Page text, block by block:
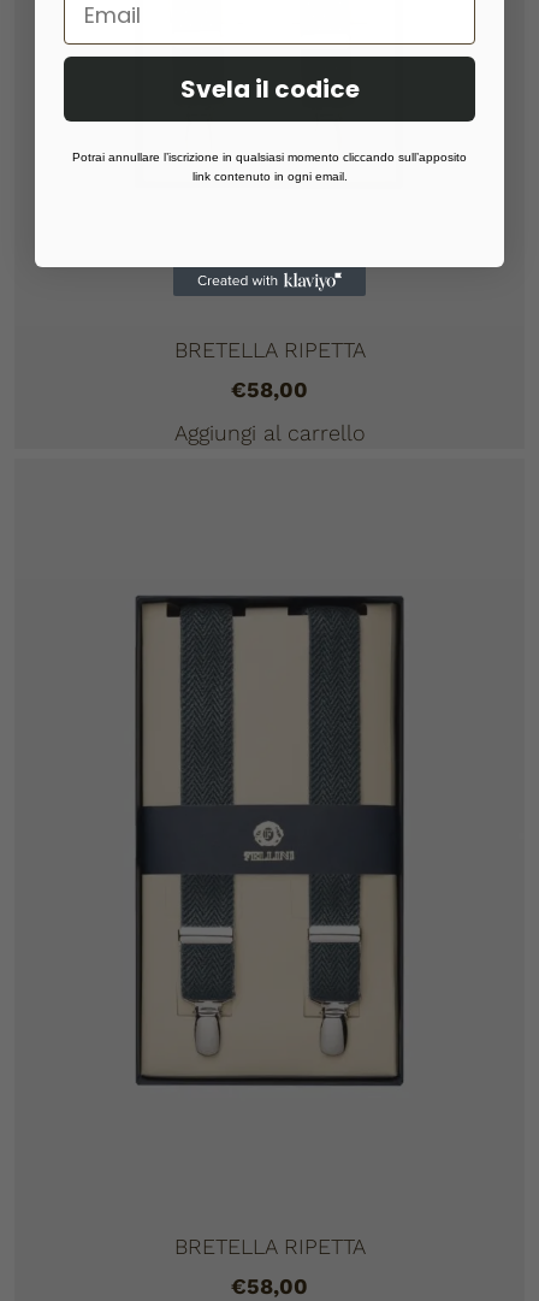
BRETELLA RIPETTA
€58,00
Aggiungi al carrello
BRETELLA RIPETTA
€58,00
Svela il codice
Potrai annullare l’iscrizione in qualsiasi momento cliccando sull’apposito
link contenuto in ogni email.